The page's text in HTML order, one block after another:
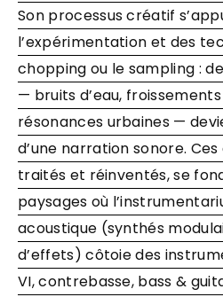
Son processus créatif
l’expérimentation et des
chopping ou le sampling :
— bruits d’eau,
résonances urbaines —
d’une narration sonore.
traités et réinventés, se
paysages où
acoustique (synthés
d’effets) côtoie des
VI, contrebasse, bass &